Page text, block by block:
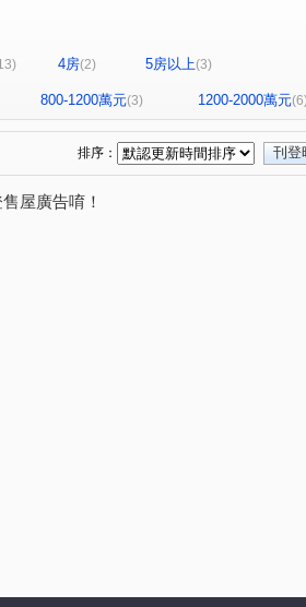
墨集 宜雄大名鑄(1) 宜誠有合
The Aries 牡羊座-華廈區 漢口寧夏(1) 學
寶樹路(1) 忠孝一路(1) 領航北路二段(1)
領航南路二段(1) 青溪路一段 (1)
領航北路一段(1) 正康一街(1) 領航南路一
(1) 文發路 (1)
4房(2) 5房以上(3)
800-1200萬元(3) 1200-2000萬元(6)
刊登
排序：
屋廣告唷！